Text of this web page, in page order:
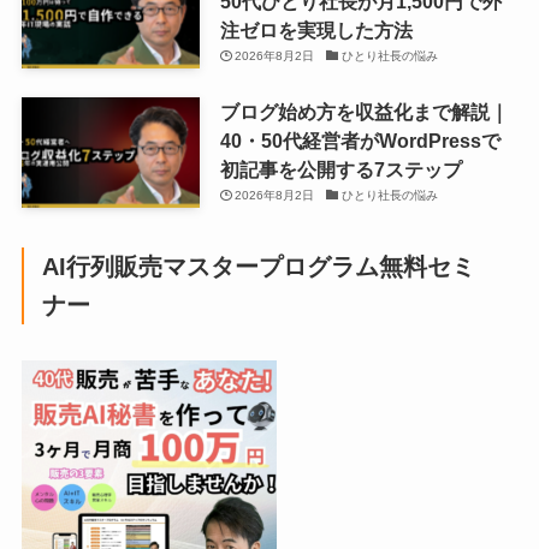
注ゼロを実現した方法
2026年8月2日 ひとり社長の悩み
ブログ始め方を収益化まで解説｜
40・50代経営者がWordPressで
初記事を公開する7ステップ
2026年8月2日 ひとり社長の悩み
AI行列販売マスタープログラム無料セミ
ナー